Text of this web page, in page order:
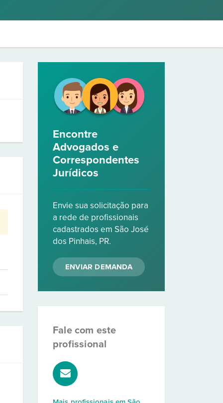
Encontre
Advogados e
Correspondentes
Jurídicos
Envie sua solicitação para
a rede de profissionais
cadastrados em São José
dos Pinhais, PR.
ENVIAR DEMANDA
Fale com este
profissional